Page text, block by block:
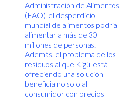
Administración de Alimentos
(FAO), el desperdicio
mundial de alimentos podría
alimentar a más de 30
millones de personas.
Además, el problema de los
residuos al que Kigüi está
ofreciendo una solución
beneficia no solo al
consumidor con precios